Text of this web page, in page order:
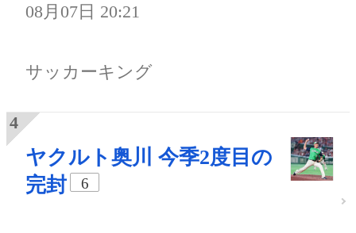
08月07日 20:21
サッカーキング
ヤクルト奥川 今季2度目の
完封
6